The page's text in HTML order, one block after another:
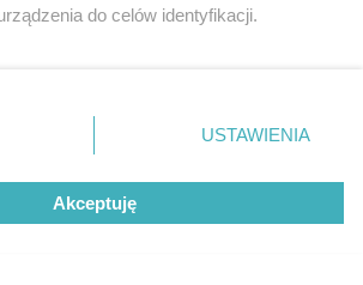
kameralny i bez tłumów
do celów identyfikacji.
przycisk ustawień prywatności
dolnym rogu strony
danych nie wymagają zgody
prawo sprzeciwić się takiemu
będą miały zastosowanie tylko
USTAWIENIA
Akceptuję